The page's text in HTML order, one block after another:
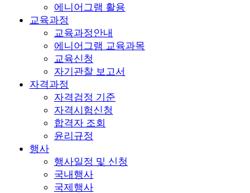
에니어그램 활용
교육과정
교육과정안내
에니어그램 교육과목
교육신청
자기관찰 보고서
자격과정
자격검정 기준
자격시험신청
합격자 조회
윤리규정
행사
행사일정 및 신청
국내행사
국제행사